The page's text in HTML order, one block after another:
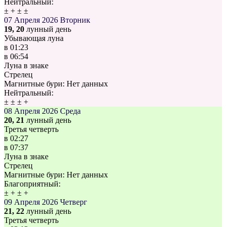
Нейтральный:
± + ± ±
07 Апреля 2026 Вторник
19, 20 лунный день
Убывающая луна
в 01:23
в 06:54
Луна в знаке
Стрелец
Магнитные бури: Нет данных
Нейтральный:
± ± ± +
08 Апреля 2026 Среда
20, 21 лунный день
Третья четверть
в 02:27
в 07:37
Луна в знаке
Стрелец
Магнитные бури: Нет данных
Благоприятный:
± + ± +
09 Апреля 2026 Четверг
21, 22 лунный день
Третья четверть